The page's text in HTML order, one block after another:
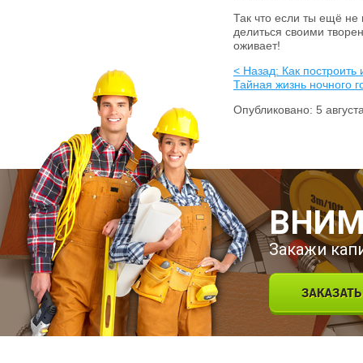
Так что если ты ещё
делиться своими
оживает!
< Назад: Как построить
Тайная жизнь ночного
Опубликовано: 5
Закажи